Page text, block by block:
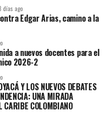
días ago
Edgar Arias, camino a la
a nuevos docentes para el
2026-2
Y LOS NUEVOS DEBATES
UNA MIRADA
CARIBE COLOMBIANO